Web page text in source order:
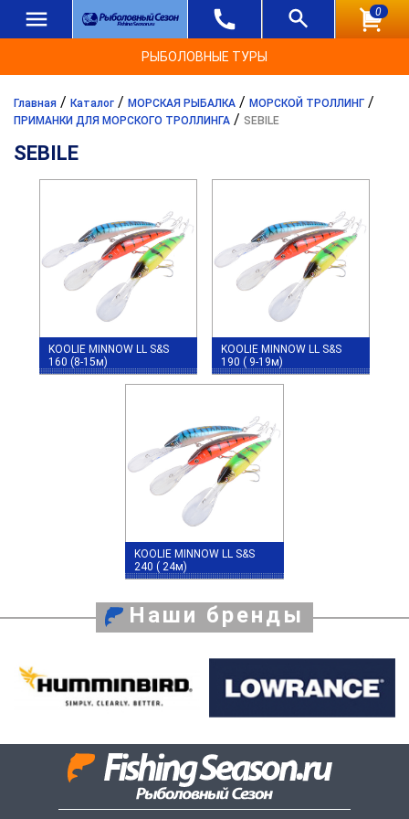
0
РЫБОЛОВНЫЕ ТУРЫ
Главная / Каталог / МОРСКАЯ РЫБАЛКА / МОРСКОЙ ТРОЛЛИНГ /
ПРИМАНКИ ДЛЯ МОРСКОГО ТРОЛЛИНГА / SEBILE
SEBILE
KOOLIE MINNOW LL S&S
160 (8-15м)
KOOLIE MINNOW LL S&S
190 ( 9-19м)
KOOLIE MINNOW LL S&S
240 ( 24м)
Наши бренды